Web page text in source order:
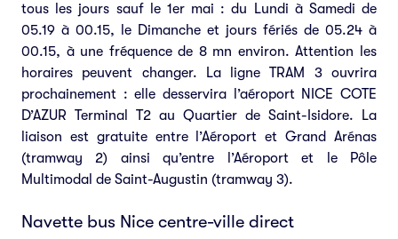
tous les jours sauf le 1er mai : du Lundi à Samedi de
05.19 à 00.15, le Dimanche et jours fériés de 05.24 à
00.15, à une fréquence de 8 mn environ. Attention les
horaires peuvent changer. La ligne TRAM 3 ouvrira
prochainement : elle desservira l’aéroport NICE COTE
D’AZUR Terminal T2 au Quartier de Saint-Isidore. La
liaison est gratuite entre l’Aéroport et Grand Arénas
(tramway 2) ainsi qu’entre l’Aéroport et le Pôle
Multimodal de Saint-Augustin (tramway 3).
Navette bus Nice centre-ville direct